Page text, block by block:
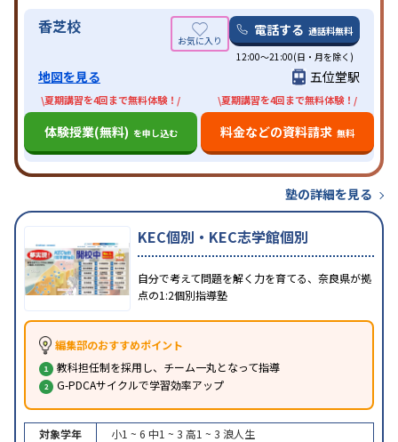
香芝校 電話する 通話料無料
12:00～21:00(日・月を除く)
地図を見る 五位堂駅
\夏期講習を4回まで無料体験！/
体験授業(無料) を申し込む
\夏期講習を4回まで無料体験！/
料金などの資料請求 無料
塾の詳細を見る
KEC個別・KEC志学館個別
自分で考えて問題を解く力を育てる、奈良県が拠
点の1:2個別指導塾
編集部のおすすめポイント
教科担任制を採用し、チーム一丸となって指導
G-PDCAサイクルで学習効率アップ
対象学年 小1 ~ 6 中1 ~ 3 高1 ~ 3 浪人生